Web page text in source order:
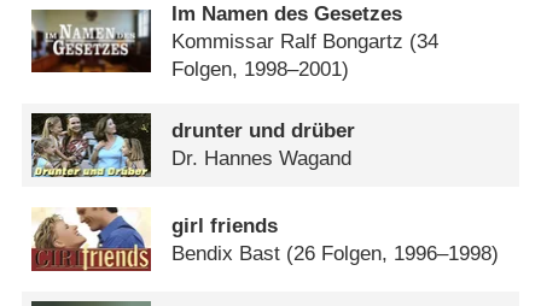
Im Namen des Gesetzes
Kommissar Ralf Bongartz (34
Folgen, 1998–2001)
drunter und drüber
Dr. Hannes Wagand
girl friends
Bendix Bast (26 Folgen, 1996–1998)